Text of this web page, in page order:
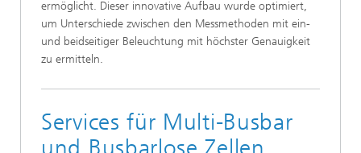
ermöglicht. Dieser innovative Aufbau wurde optimiert,
um Unterschiede zwischen den Messmethoden mit ein-
und beidseitiger Beleuchtung mit höchster Genauigkeit
zu ermitteln.
Services für Multi-Busbar